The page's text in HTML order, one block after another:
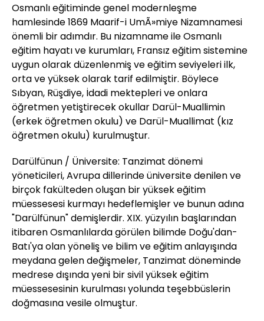
Osmanlı eğitiminde genel modernleşme
hamlesinde 1869 Maarif-i UmÃ»miye Nizamnamesi
önemli bir adımdır. Bu nizamname ile Osmanlı
eğitim hayatı ve kurumları, Fransız eğitim sistemine
uygun olarak düzenlenmiş ve eğitim seviyeleri ilk,
orta ve yüksek olarak tarif edilmiştir. Böylece
Sıbyan, Rüşdiye, İdadi mektepleri ve onlara
öğretmen yetiştirecek okullar Darül-Muallimin
(erkek öğretmen okulu) ve Darül-Muallimat (kız
öğretmen okulu) kurulmuştur.
Darülfünun / Üniversite: Tanzimat dönemi
yöneticileri, Avrupa dillerinde üniversite denilen ve
birçok fakülteden oluşan bir yüksek eğitim
müessesesi kurmayı hedeflemişler ve bunun adına
"Darülfünun" demişlerdir. XIX. yüzyılın başlarından
itibaren Osmanlılarda görülen bilimde Doğu'dan-
Batı'ya olan yöneliş ve bilim ve eğitim anlayışında
meydana gelen değişmeler, Tanzimat döneminde
medrese dışında yeni bir sivil yüksek eğitim
müessesesinin kurulması yolunda teşebbüslerin
doğmasına vesile olmuştur.